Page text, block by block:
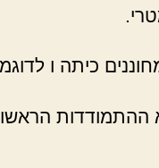
ההתמודדות